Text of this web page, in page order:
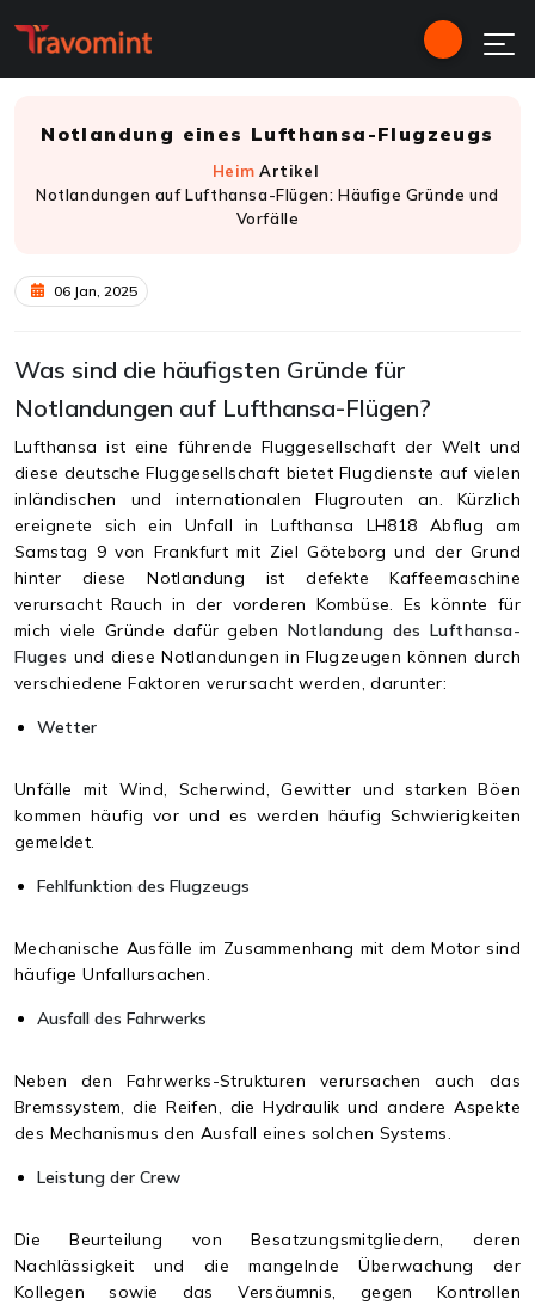
Notlandung eines Lufthansa-Flugzeugs
Heim Artikel
Notlandungen auf Lufthansa-Flügen: Häufige Gründe und
Vorfälle
06 Jan, 2025
Was sind die häufigsten Gründe für
Notlandungen auf Lufthansa-Flügen?
Lufthansa ist eine führende Fluggesellschaft der Welt und
diese deutsche Fluggesellschaft bietet Flugdienste auf vielen
inländischen und internationalen Flugrouten an. Kürzlich
ereignete sich ein Unfall in Lufthansa LH818 Abflug am
Samstag 9 von Frankfurt mit Ziel Göteborg und der Grund
hinter diese Notlandung ist defekte Kaffeemaschine
verursacht Rauch in der vorderen Kombüse. Es könnte für
mich viele Gründe dafür geben Notlandung des Lufthansa-
Fluges und diese Notlandungen in Flugzeugen können durch
verschiedene Faktoren verursacht werden, darunter:
Wetter
Unfälle mit Wind, Scherwind, Gewitter und starken Böen
kommen häufig vor und es werden häufig Schwierigkeiten
gemeldet.
Fehlfunktion des Flugzeugs
Mechanische Ausfälle im Zusammenhang mit dem Motor sind
häufige Unfallursachen.
Ausfall des Fahrwerks
Neben den Fahrwerks-Strukturen verursachen auch das
Bremssystem, die Reifen, die Hydraulik und andere Aspekte
des Mechanismus den Ausfall eines solchen Systems.
Leistung der Crew
Die Beurteilung von Besatzungsmitgliedern, deren
Nachlässigkeit und die mangelnde Überwachung der
Kollegen sowie das Versäumnis, gegen Kontrollen